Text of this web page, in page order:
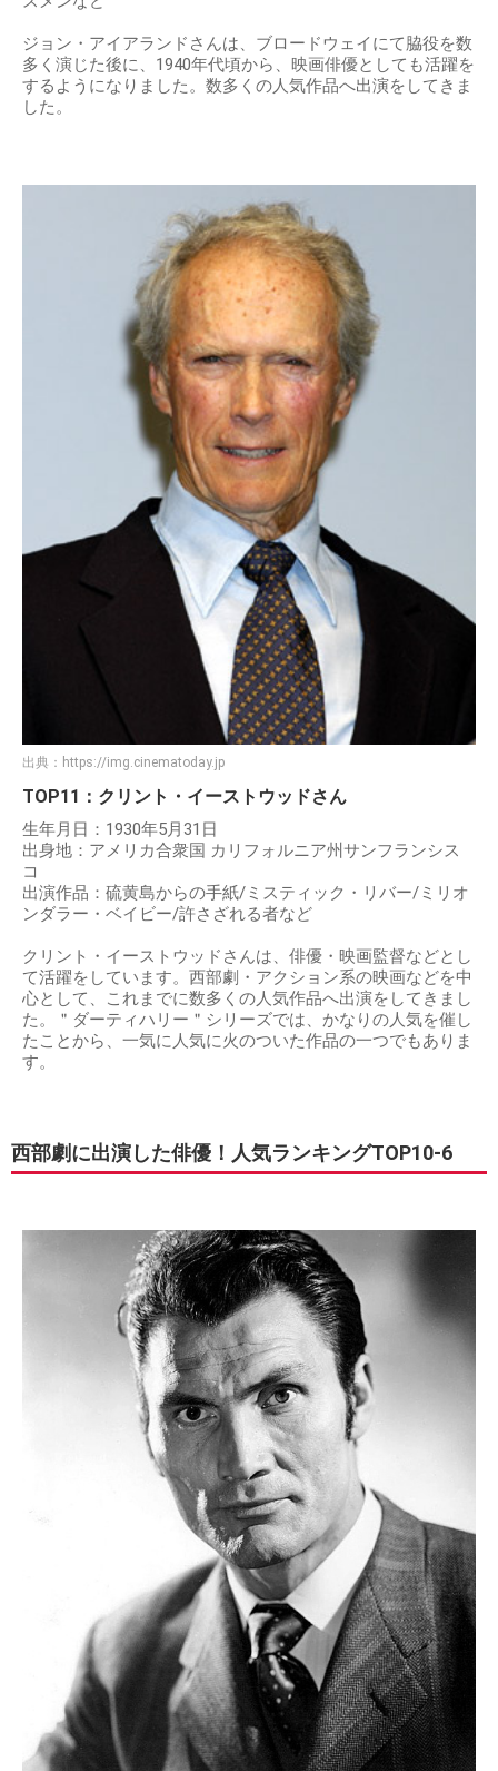
ジョン・アイアランドさんは、ブロードウェイにて脇役を数
多く演じた後に、1940年代頃から、映画俳優としても活躍を
するようになりました。数多くの人気作品へ出演をしてきま
した。
出典： https://img.cinematoday.jp
TOP11：クリント・イーストウッドさん
生年月日：1930年5月31日
出身地：アメリカ合衆国 カリフォルニア州サンフランシス
コ
出演作品：硫黄島からの手紙/ミスティック・リバー/ミリオ
ンダラー・ベイビー/許さざれる者など
クリント・イーストウッドさんは、俳優・映画監督などとし
て活躍をしています。西部劇・アクション系の映画などを中
心として、これまでに数多くの人気作品へ出演をしてきまし
た。＂ダーティハリー＂シリーズでは、かなりの人気を催し
たことから、一気に人気に火のついた作品の一つでもありま
す。
西部劇に出演した俳優！人気ランキングTOP10-6